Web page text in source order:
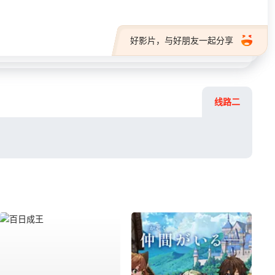
好影片，与好朋友一起分享
线路二